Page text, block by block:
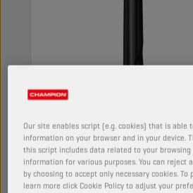
Our site enables script (e.g. cookies) that is able
information on your browser and in your device.
this script includes data related to your browsing
information for various purposes. You can reject
by choosing to accept only necessary cookies. To
learn more click Cookie Policy to adjust your